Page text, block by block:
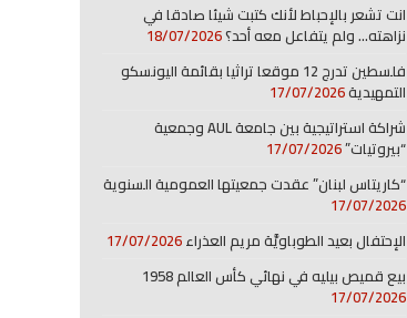
انت تشعر بالإحباط لأنك كتبت شيئا صادقا في
نزاهته… ولم يتفاعل معه أحد؟18/07/2026
فلسطين تدرج 12 موقعا تراثيا بقائمة اليونسكو
التمهيدية17/07/2026
شراكة استراتيجية بين جامعة AUL وجمعية
“بيروتيات”17/07/2026
“كاريتاس لبنان” عقدت جمعيتها العمومية السنوية
17/07/2026
الإحتفال بعيد الطوباويَّة مريم العذراء17/07/2026
بيع قميص بيليه في نهائي كأس العالم 1958
17/07/2026